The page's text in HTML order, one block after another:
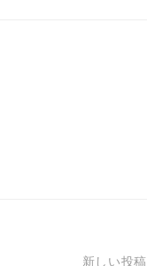
新しい投稿